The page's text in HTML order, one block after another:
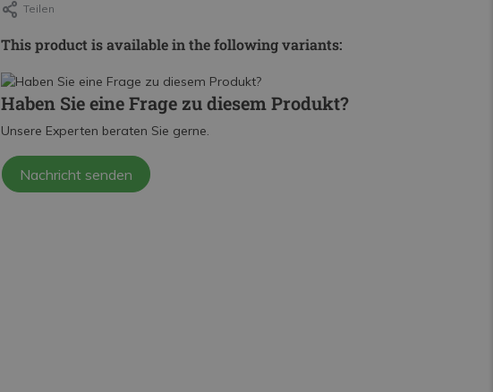
Teilen
This product is available in the following variants:
Haben Sie eine Frage zu diesem Produkt?
Unsere Experten beraten Sie gerne.
Nachricht senden